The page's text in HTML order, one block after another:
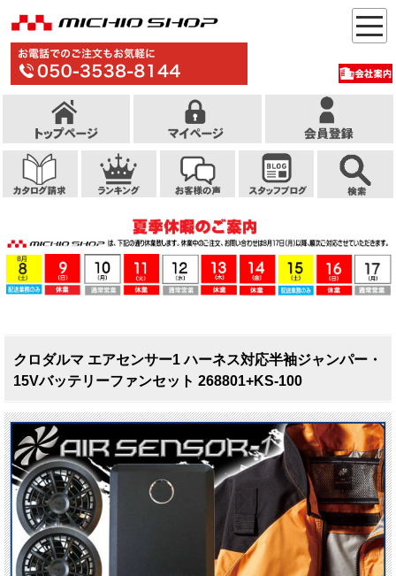
クロダルマ エアセンサー1 ハーネス対応半袖ジャンパー・
15Vバッテリーファンセット 268801+KS-100